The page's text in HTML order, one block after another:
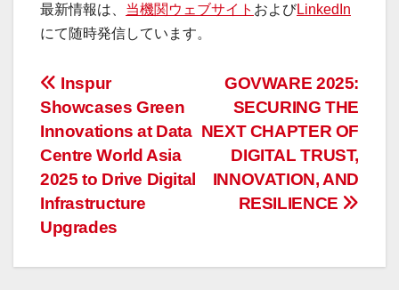
最新情報は、 当機関ウェブサイト およびLinkedIn
にて随時発信しています。
投
稿
ナ
ビ
ゲ
ー
GOVWARE 2025:
SECURING THE
NEXT CHAPTER OF
DIGITAL TRUST,
INNOVATION, AND
RESILIENCE
Inspur
Showcases Green
Innovations at Data
Centre World Asia
2025 to Drive Digital
Infrastructure
Upgrades